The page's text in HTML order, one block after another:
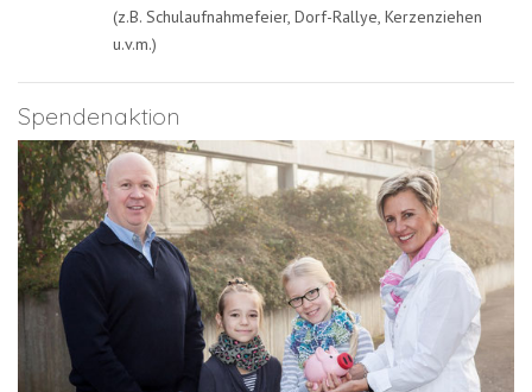
(z.B. Schulaufnahmefeier, Dorf-Rallye, Kerzenziehen
u.v.m.)
Spendenaktion